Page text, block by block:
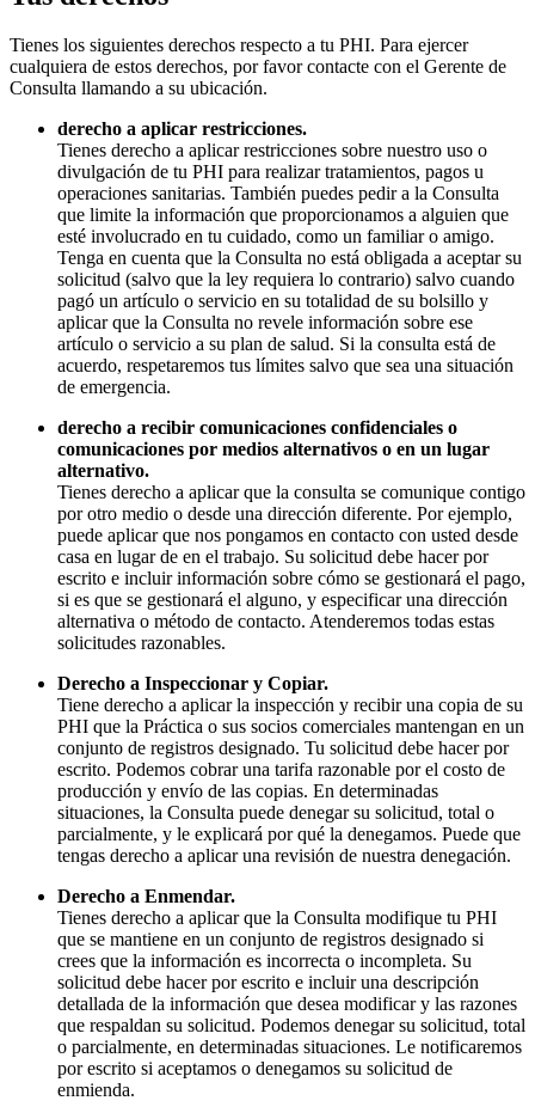
Tienes los siguientes derechos respecto a tu PHI. Para ejercer
cualquiera de estos derechos, por favor contacte con el Gerente de
Consulta llamando a su ubicación.
derecho a aplicar restricciones.
Tienes derecho a aplicar restricciones sobre nuestro uso o
divulgación de tu PHI para realizar tratamientos, pagos u
operaciones sanitarias. También puedes pedir a la Consulta
que limite la información que proporcionamos a alguien que
esté involucrado en tu cuidado, como un familiar o amigo.
Tenga en cuenta que la Consulta no está obligada a aceptar su
solicitud (salvo que la ley requiera lo contrario) salvo cuando
pagó un artículo o servicio en su totalidad de su bolsillo y
aplicar que la Consulta no revele información sobre ese
artículo o servicio a su plan de salud. Si la consulta está de
acuerdo, respetaremos tus límites salvo que sea una situación
de emergencia.
derecho a recibir comunicaciones confidenciales o
comunicaciones por medios alternativos o en un lugar
alternativo.
Tienes derecho a aplicar que la consulta se comunique contigo
por otro medio o desde una dirección diferente. Por ejemplo,
puede aplicar que nos pongamos en contacto con usted desde
casa en lugar de en el trabajo. Su solicitud debe hacer por
escrito e incluir información sobre cómo se gestionará el pago,
si es que se gestionará el alguno, y especificar una dirección
alternativa o método de contacto. Atenderemos todas estas
solicitudes razonables.
Derecho a Inspeccionar y Copiar.
Tiene derecho a aplicar la inspección y recibir una copia de su
PHI que la Práctica o sus socios comerciales mantengan en un
conjunto de registros designado. Tu solicitud debe hacer por
escrito. Podemos cobrar una tarifa razonable por el costo de
producción y envío de las copias. En determinadas
situaciones, la Consulta puede denegar su solicitud, total o
parcialmente, y le explicará por qué la denegamos. Puede que
tengas derecho a aplicar una revisión de nuestra denegación.
Derecho a Enmendar.
Tienes derecho a aplicar que la Consulta modifique tu PHI
que se mantiene en un conjunto de registros designado si
crees que la información es incorrecta o incompleta. Su
solicitud debe hacer por escrito e incluir una descripción
detallada de la información que desea modificar y las razones
que respaldan su solicitud. Podemos denegar su solicitud, total
o parcialmente, en determinadas situaciones. Le notificaremos
por escrito si aceptamos o denegamos su solicitud de
enmienda.